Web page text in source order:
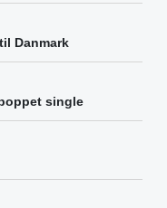
Danmark
single